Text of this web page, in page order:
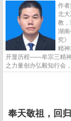
作
北
教
湖
究
精
开显历程——牟宗三精
之力量创办弘毅知行会
奉天敬祖，回